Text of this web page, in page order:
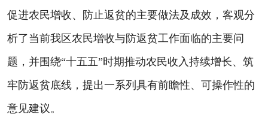
促进农民增收、防止返贫的主要做法及成效，客观分
析了当前我区农民增收与防返贫工作面临的主要问
题，并围绕“十五五”时期推动农民收入持续增长、筑
牢防返贫底线，提出一系列具有前瞻性、可操作性的
意见建议。